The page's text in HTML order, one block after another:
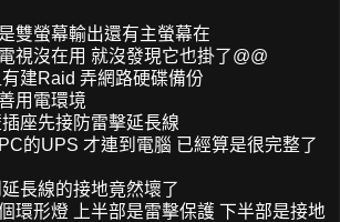
雙螢幕輸出還有主螢幕在
視沒在用 就沒發現它也掛了@@
建Raid 弄網路硬碟備份
用電環境
座先接防雷擊延長線
的UPS 才連到電腦 已經算是很完整了
長線的接地竟然壞了
環形燈 上半部是雷擊保護 下半部是接地